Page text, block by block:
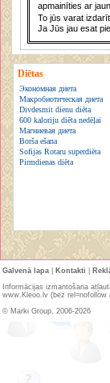
apmainīties ar
To jūs varat
Ja Jūs jau esat
Diētas
Экономная диета
Макробиотическая диета
Divdesmit dienu diēta
600 kaloriju diēta nedēļai
Магниевая диета
Borša ešana
Sofijas Rotaru superdiēta
Pirmdienas diēta
Galvenā lapa Kontakti
Informācijas izmantošana
www.Kleoo.lv (bez
© Marki Group, 2006-2026